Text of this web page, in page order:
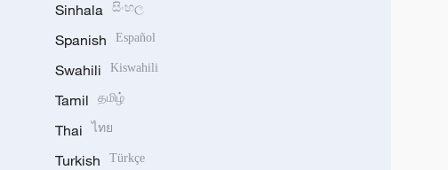
Sinhala සිංහල
Spanish Español
Swahili Kiswahili
Tamil தமிழ்
Thai ไทย
Turkish Türkçe